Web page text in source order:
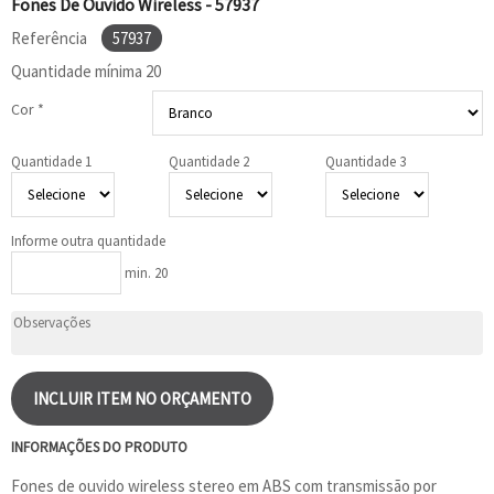
Fones De Ouvido Wireless - 57937
Referência
57937
Quantidade mínima 20
Cor *
Quantidade 1 Quantidade 2 Quantidade 3
Informe outra quantidade
min. 20
INCLUIR ITEM NO ORÇAMENTO
INFORMAÇÕES DO PRODUTO
Fones de ouvido wireless stereo em ABS com transmissão por